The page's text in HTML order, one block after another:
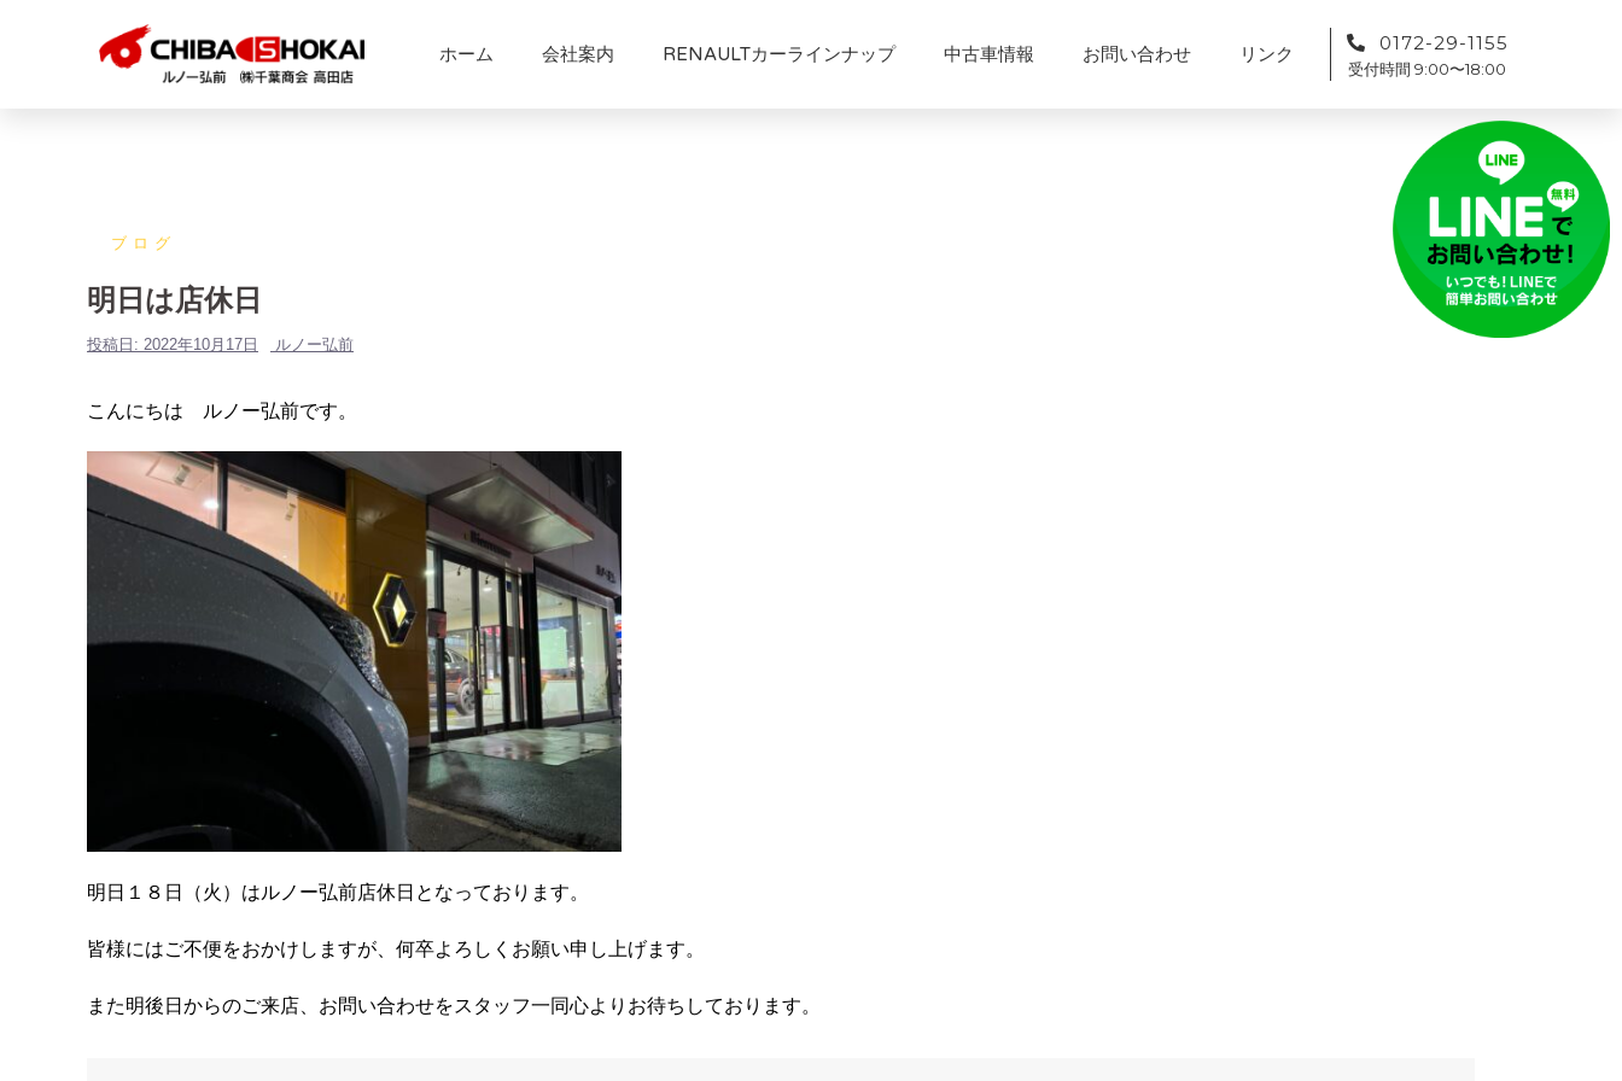
ホーム 会社案内 RENAULTカーラインナップ 中古車情報 お問い合わせ リンク 0172-29-1155
受付時間 9:00〜18:00
ブログ
明日は店休日
投稿日: 2022年10月17日 ルノー弘前
こんにちは ルノー弘前です。
明日１８日（火）はルノー弘前店休日となっております。
皆様にはご不便をおかけしますが、何卒よろしくお願い申し上げます。
また明後日からのご来店、お問い合わせをスタッフ一同心よりお待ちしております。